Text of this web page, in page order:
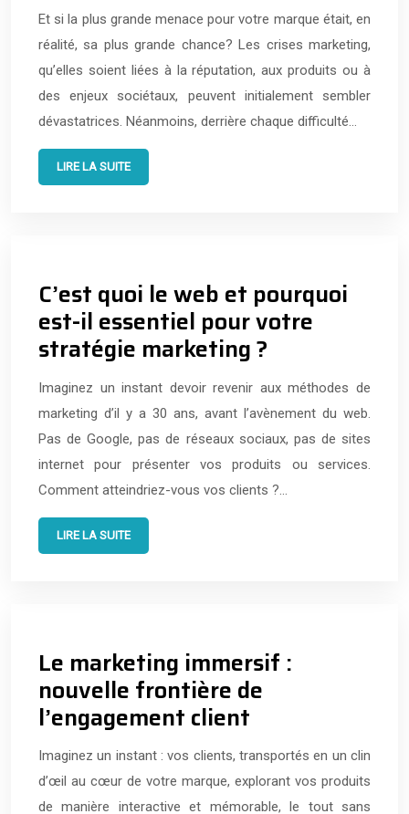
Et si la plus grande menace pour votre marque était, en
réalité, sa plus grande chance? Les crises marketing,
qu’elles soient liées à la réputation, aux produits ou à
des enjeux sociétaux, peuvent initialement sembler
dévastatrices. Néanmoins, derrière chaque difficulté…
LIRE LA SUITE
C’est quoi le web et pourquoi
est-il essentiel pour votre
stratégie marketing ?
Imaginez un instant devoir revenir aux méthodes de
marketing d’il y a 30 ans, avant l’avènement du web.
Pas de Google, pas de réseaux sociaux, pas de sites
internet pour présenter vos produits ou services.
Comment atteindriez-vous vos clients ?…
LIRE LA SUITE
Le marketing immersif :
nouvelle frontière de
l’engagement client
Imaginez un instant : vos clients, transportés en un clin
d’œil au cœur de votre marque, explorant vos produits
de manière interactive et mémorable, le tout sans